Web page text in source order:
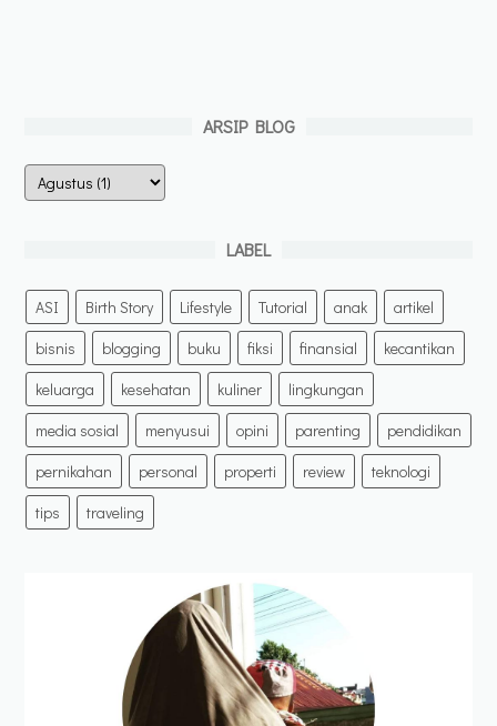
ARSIP BLOG
LABEL
ASI Birth Story Lifestyle Tutorial anak
artikel
bisnis
blogging buku fiksi finansial
kecantikan
keluarga
kesehatan kuliner
lingkungan
media sosial
menyusui opini parenting
pendidikan
pernikahan
personal properti review
teknologi
tips
traveling